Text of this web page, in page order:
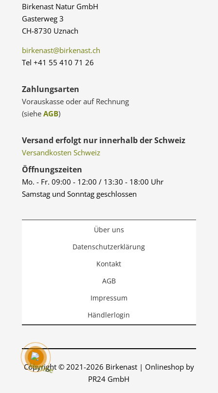
Birkenast Natur GmbH
Gasterweg 3
CH-8730 Uznach
birkenast@birkenast.ch
Tel +41 55 410 71 26
Zahlungsarten
Vorauskasse oder auf Rechnung
(siehe AGB)
Versand erfolgt nur innerhalb der Schweiz
Versandkosten Schweiz
Öffnungszeiten
Mo. - Fr. 09:00 - 12:00 / 13:30 - 18:00 Uhr
Samstag und Sonntag geschlossen
Über uns
Datenschutzerklärung
Kontakt
AGB
Impressum
Händlerlogin
Copyright © 2021-2026 Birkenast | Onlineshop by
PR24 GmbH